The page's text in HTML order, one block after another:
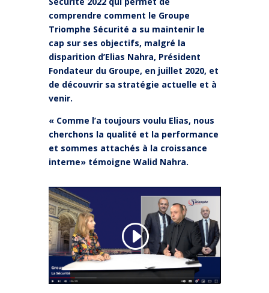
comprendre comment le Groupe
Triomphe Sécurité a su maintenir le
cap sur ses objectifs, malgré la
disparition d’Elias Nahra, Président
Fondateur du Groupe, en juillet 2020, et
de découvrir sa stratégie actuelle et à
venir.
« Comme l’a toujours voulu Elias, nous
cherchons la qualité et la performance
et sommes attachés à la croissance
interne» témoigne Walid Nahra.